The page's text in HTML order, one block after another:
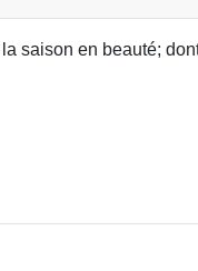
saison en beauté;